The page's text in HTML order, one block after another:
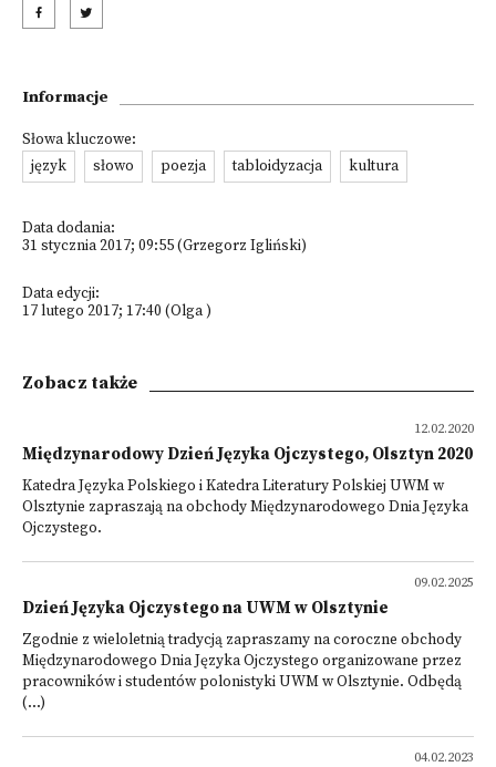
Informacje
Słowa kluczowe:
język
słowo poezja tabloidyzacja kultura
Data dodania:
31 stycznia 2017; 09:55 (Grzegorz Igliński)
Data edycji:
17 lutego 2017; 17:40 (Olga )
Zobacz także
12.02.2020
Międzynarodowy Dzień Języka Ojczystego, Olsztyn 2020
Katedra Języka Polskiego i Katedra Literatury Polskiej UWM w
Olsztynie zapraszają na obchody Międzynarodowego Dnia Języka
Ojczystego.
09.02.2025
Dzień Języka Ojczystego na UWM w Olsztynie
Zgodnie z wieloletnią tradycją zapraszamy na coroczne obchody
Międzynarodowego Dnia Języka Ojczystego organizowane przez
pracowników i studentów polonistyki UWM w Olsztynie. Odbędą
(...)
04.02.2023